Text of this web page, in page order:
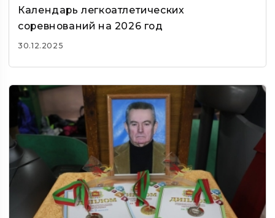
Календарь легкоатлетических
соревнований на 2026 год
30.12.2025